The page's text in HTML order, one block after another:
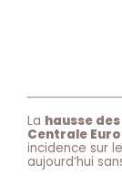
La hausse
Centrale
incidence sur
aujourd’hui